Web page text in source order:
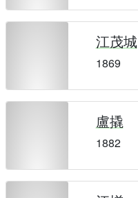
江茂城
1869
盧撬
1882